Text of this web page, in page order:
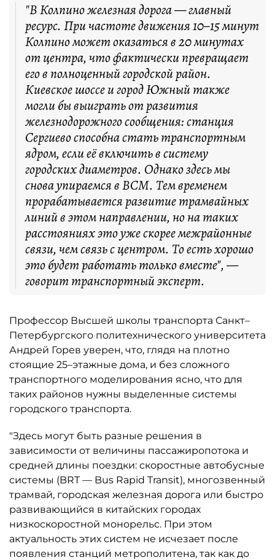
"В Колпино железная дорога — главный
ресурс. При частоте движения 10–15 минут
Колпино может оказаться в 20 минутах
от центра, что фактически превращает
его в полноценный городской район.
Киевское шоссе и город Южный также
могли бы выиграть от развития
железнодорожного сообщения: станция
Сергиево способна стать транспортным
ядром, если её включить в систему
городских диаметров. Однако здесь мы
снова упираемся в ВСМ. Тем временем
прорабатывается развитие трамвайных
линий в этом направлении, но на таких
расстояниях это уже скорее межрайонные
связи, чем связь с центром. То есть хорошо
это будет работать только вместе", —
говорит транспортный эксперт.
Профессор Высшей школы транспорта Санкт–
Петербургского политехнического университета
Андрей Горев уверен, что, глядя на плотно
стоящие 25–этажные дома, и без сложного
транспортного моделирования ясно, что для
таких районов нужны выделенные системы
городского транспорта.
"Здесь могут быть разные решения в
зависимости от величины пассажиропотока и
средней длины поездки: скоростные автобусные
системы (BRT — Bus Rapid Transit), многозвенный
трамвай, городская железная дорога или быстро
развивающийся в китайских городах
низкоскоростной монорельс. При этом
актуальность этих систем не исчезает после
появления станций метрополитена, так как до